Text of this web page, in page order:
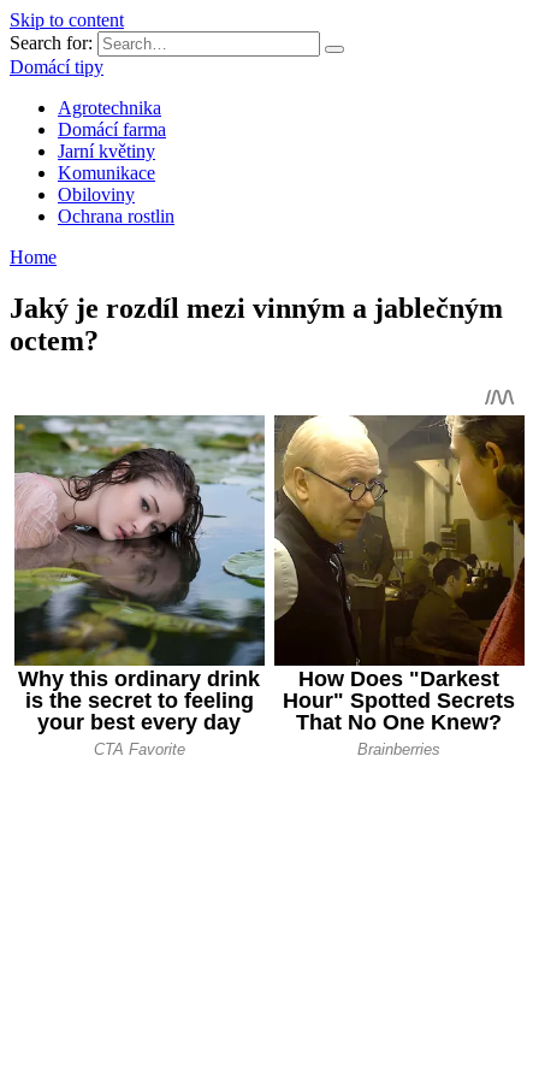
Skip to content
Search for:
Domácí tipy
Agrotechnika
Domácí farma
Jarní květiny
Komunikace
Obiloviny
Ochrana rostlin
Home
Jaký je rozdíl mezi vinným a jablečným
octem?